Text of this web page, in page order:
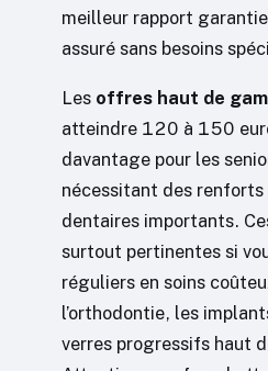
meilleur rapport
assuré sans besoins
Les offres haut de
atteindre 120 à 150
davantage pour les
nécessitant des
dentaires importants.
surtout pertinentes si
réguliers en soins
l’orthodontie, les
verres progressifs haut